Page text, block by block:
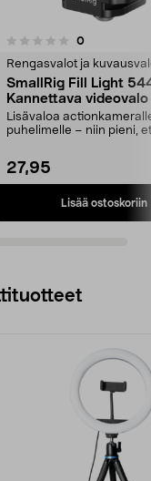
0arvostelut
Rengasvalot ja
SmallRig Fill Light
Kannettava videovalo
Lisävaloa
puhelimelle – niin pieni,
27,95
Lisää ostoskoriin
0.0 viidestä